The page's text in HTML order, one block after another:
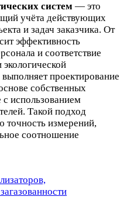
систем — это
учёта действующих
и задач заказчика. От
эффективность
и соответствие
проектирование
собственных
использованием
Такой подход
точность измерений,
соотношение